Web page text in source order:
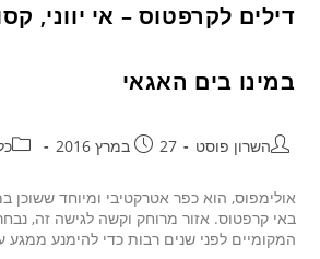
דילים לקרפטוס – אי יווני,
במינו בים האגאי
השרון פוסט 27 במרץ 2016
אולימפוס, הוא כפר אטרקטיבי ומיוחד ששוכן
באי קרפטוס. אזור מרוחק וקשה לגישה זה,
המקומיים לפני שנים רבות כדי להימנע